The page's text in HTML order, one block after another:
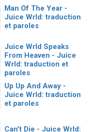
Man Of The Year -
Juice Wrld: traduction
et paroles
Juice Wrld Speaks
From Heaven - Juice
Wrld: traduction et
paroles
Up Up And Away -
Juice Wrld: traduction
et paroles
Can’t Die - Juice Wrld: